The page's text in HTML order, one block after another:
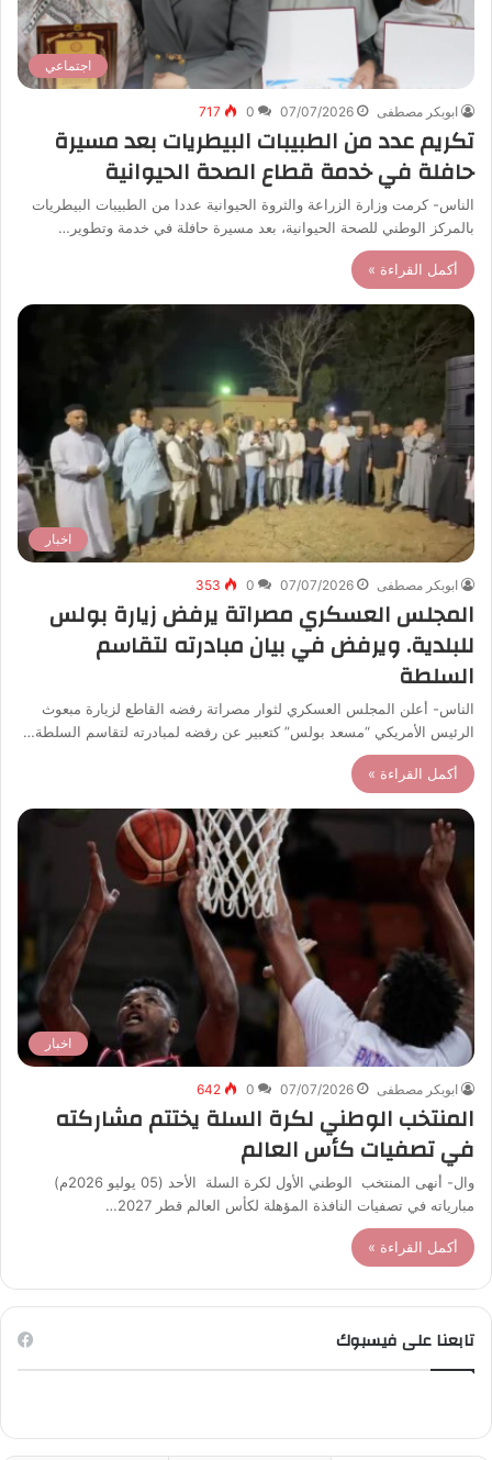
اجتماعي
ابوبكر مصطفى 07/07/2026
0
717
تكريم عدد من الطبيبات البيطريات بعد مسيرة
حافلة في خدمة قطاع الصحة الحيوانية
الناس- كرمت وزارة الزراعة والثروة الحيوانية عددا من الطبيبات البيطريات
بالمركز الوطني للصحة الحيوانية، بعد مسيرة حافلة في خدمة وتطوير…
أكمل القراءة »
اخبار
ابوبكر مصطفى 07/07/2026
0
353
المجلس العسكري مصراتة يرفض زيارة بولس
للبلدية. ويرفض في بيان مبادرته لتقاسم
السلطة
الناس- أعلن المجلس العسكري لثوار مصراتة رفضه القاطع لزيارة مبعوث
الرئيس الأمريكي “مسعد بولس” كتعبير عن رفضه لمبادرته لتقاسم السلطة…
أكمل القراءة »
اخبار
ابوبكر مصطفى 07/07/2026
0
642
المنتخب الوطني لكرة السلة يختتم مشاركته
في تصفيات كأس العالم
وال- أنهى المنتخب الوطني الأول لكرة السلة الأحد (05 يوليو 2026م)
مبارياته في تصفيات النافذة المؤهلة لكأس العالم قطر 2027…
أكمل القراءة »
تابعنا على فيسبوك